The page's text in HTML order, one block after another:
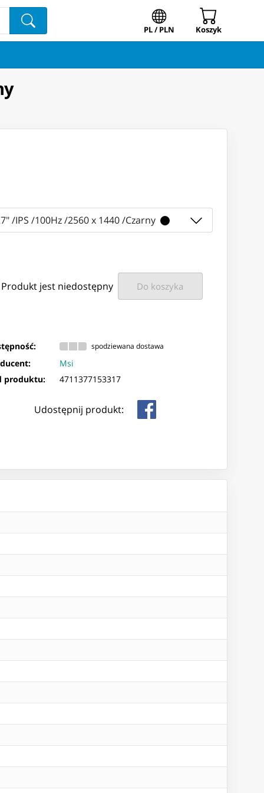
PL / PLN Koszyk
/IPS /100Hz /2560 x 1440 /Czarny
Produkt jest niedostępny Do koszyka
spodziewana dostawa
Msi
produktu:
4711377153317
Udostępnij produkt: